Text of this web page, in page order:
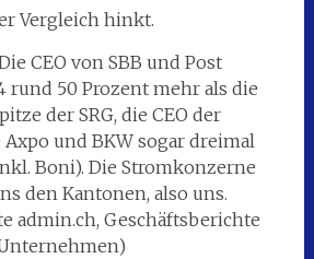
Vergleich hinkt.
CEO von SBB und Post
rund 50 Prozent mehr als die
der SRG, die CEO der
und BKW sogar dreimal
Boni). Die Stromkonzerne
den Kantonen, also uns.
admin.ch, Geschäftsberichte